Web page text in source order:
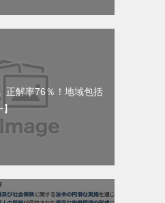
正解率76％！地域包括
】